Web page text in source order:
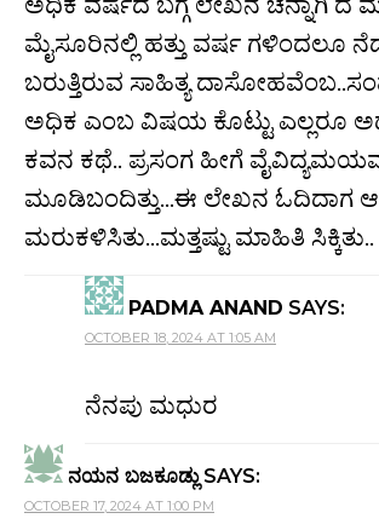
ಮೈಸೂರಿನಲ್ಲಿ ಹತ್ತು ವರ್ಷ ಗಳಿಂದಲೂ
ಬರುತ್ತಿರುವ ಸಾಹಿತ್ಯ
ಅಧಿಕ ಎಂಬ ವಿಷಯ ಕೊಟ್ಟು ಎಲ್ಲರೂ
ಕವನ ಕಥೆ.. ಪ್ರಸಂಗ ಹೀಗೆ
ಮೂಡಿಬಂದಿತ್ತು…ಈ ಲೇಖನ ಓದಿದಾಗ ಆ
ಮರುಕಳಿಸಿತು…ಮತ್ತಷ್ಟು ಮಾಹಿತಿ
PADMA ANAND SAYS:
OCTOBER 18, 2024 AT 1:05 AM
ನೆನಪು ಮಧುರ
ನಯನ ಬಜಕೂಡ್ಲು SAYS:
OCTOBER 17, 2024 AT 1:00 PM